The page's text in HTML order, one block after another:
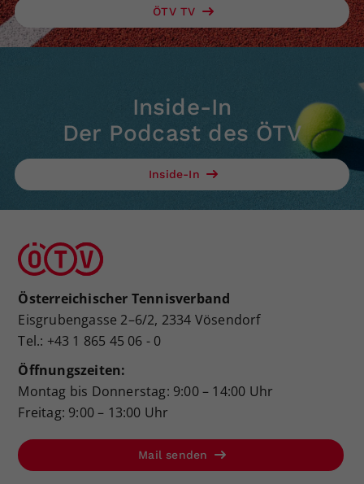
ÖTV TV
Inside-In
Der Podcast des ÖTV
Inside-In
Österreichischer Tennisverband
Eisgrubengasse 2–6/2, 2334 Vösendorf
Tel.: +43 1 865 45 06 - 0
Öffnungszeiten:
Montag bis Donnerstag: 9:00 – 14:00 Uhr
Freitag: 9:00 – 13:00 Uhr
Mail senden